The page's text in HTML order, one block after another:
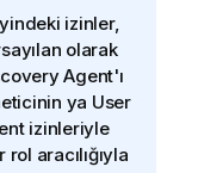
izinler,
olarak
Agent'ı
ya User
izinleriyle
aracılığıyla